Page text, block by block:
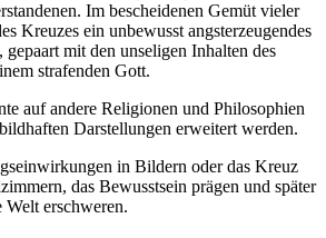
Im bescheidenen Gemüt vieler
Kreuzes ein unbewusst angsterzeugendes
mit den unseligen Inhalten des
strafenden Gott.
auf andere Religionen und Philosophien
Darstellungen erweitert werden.
in Bildern oder das Kreuz
das Bewusstsein prägen und später
erschweren.